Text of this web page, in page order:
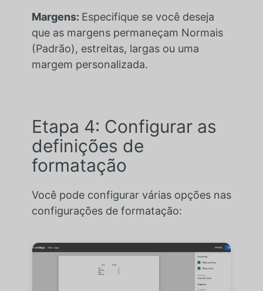
Margens: Especifique se você deseja
que as margens permaneçam Normais
(Padrão), estreitas, largas ou uma
margem personalizada.
Etapa 4: Configurar as
definições de
formatação
Você pode configurar várias opções nas
configurações de formatação: